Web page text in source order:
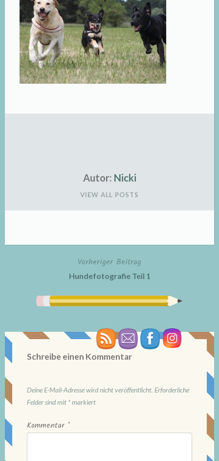
Autor: Nicki
VIEW ALL POSTS
BeitragsnavigationVorheriger Beitrag
Hundefotografie Teil 1
Schreibe einen Kommentar
Deine E-Mail-Adresse wird nicht veröffentlicht. Erforderliche
Felder sind mit *markiert
Kommentar *